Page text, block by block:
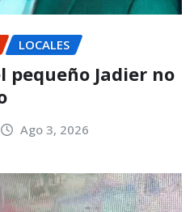
LOCALES
pequeño Jadier no
Ago 3, 2026